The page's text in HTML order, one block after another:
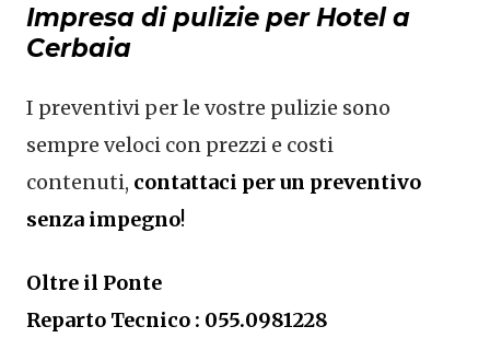
Impresa di pulizie per Hotel a
Cerbaia
I preventivi per le vostre pulizie sono
sempre veloci con prezzi e costi
contenuti, contattaci per un preventivo
senza impegno!
Oltre il Ponte
Reparto Tecnico : 055.0981228